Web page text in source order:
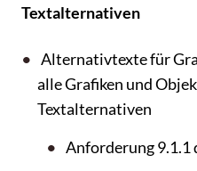
Textalternativen
Alternativtexte für
alle Grafiken und
Textalternativen
Anforderung 9.1.1